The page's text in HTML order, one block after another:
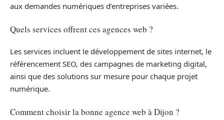
aux demandes numériques d’entreprises variées.
Quels services offrent ces agences web ?
Les services incluent le développement de sites internet, le
référencement SEO, des campagnes de marketing digital,
ainsi que des solutions sur mesure pour chaque projet
numérique.
Comment choisir la bonne agence web à Dijon ?